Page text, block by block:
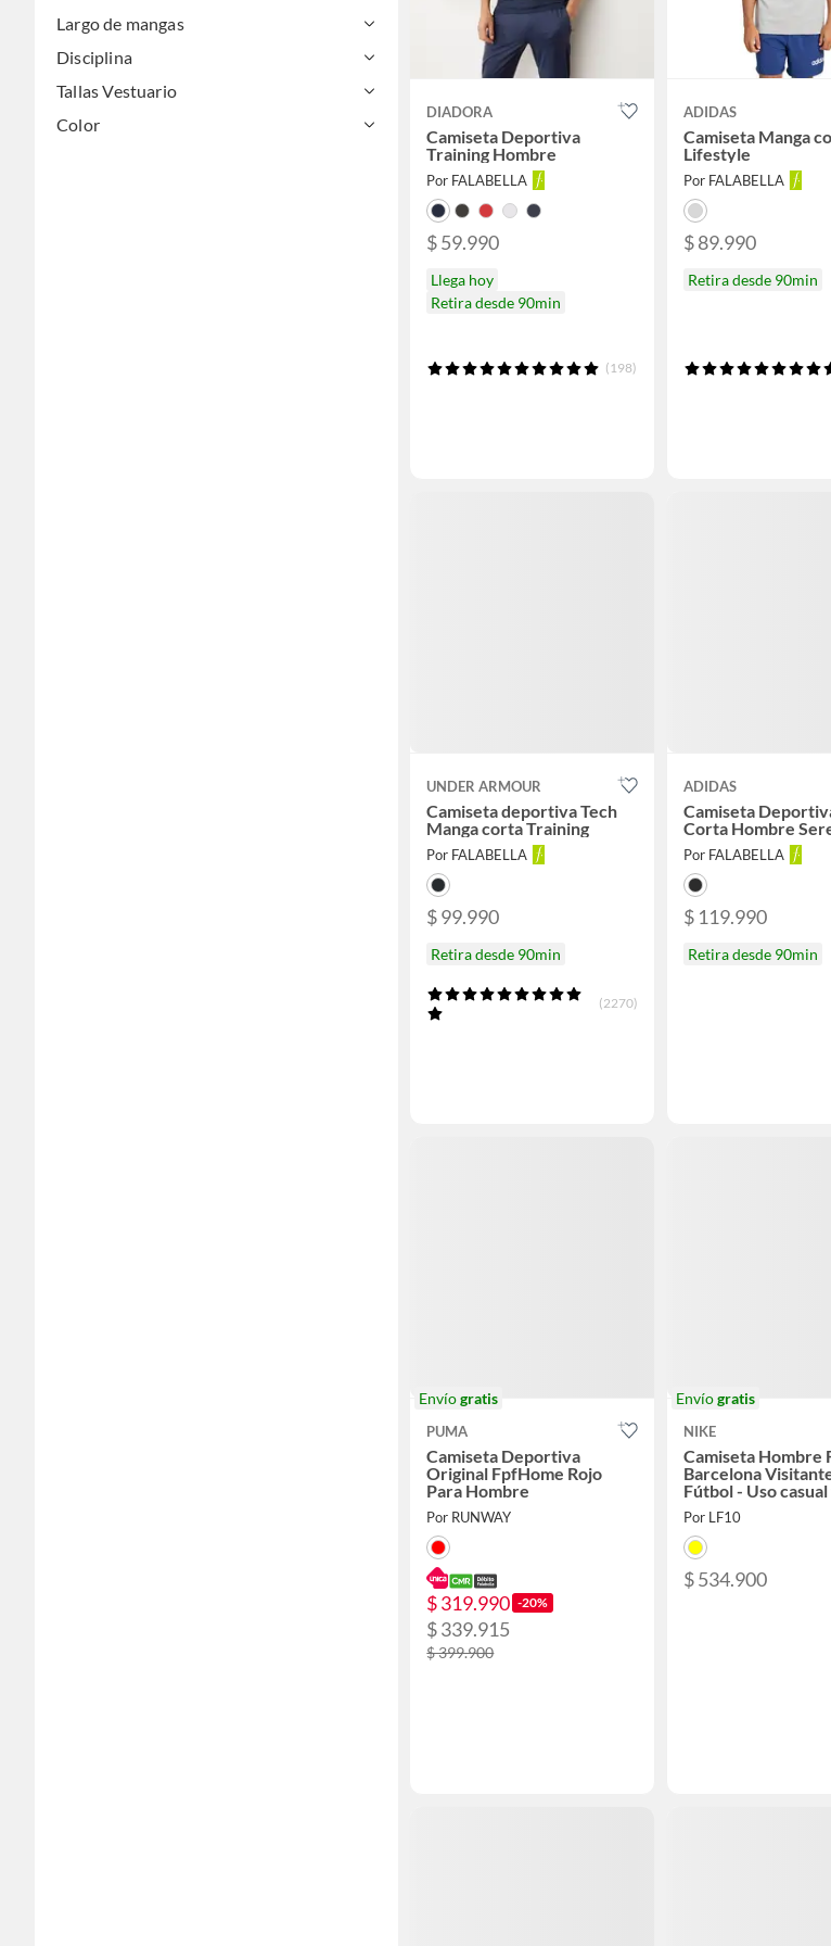
Largo de mangas
Disciplina
Tallas Vestuario
Color
DIADORA
Camiseta Deportiva
Training Hombre
Por FALABELLA
$ 59.990
Llega hoy
Retira desde 90min
(198)
ADIDAS
Camiseta Manga
Lifestyle
Por FALABELLA
$ 89.990
Retira desde 90min
UNDER ARMOUR
Camiseta deportiva Tech
Manga corta Training
Por FALABELLA
$ 99.990
Retira desde 90min
(2270)
ADIDAS
Camiseta
Corta Hombre
Por FALABELLA
$ 119.990
Retira desde 90min
Envíogratis
PUMA
Camiseta Deportiva
Original FpfHome Rojo
Para Hombre
Por RUNWAY
$ 319.990 -20%
$ 339.915
$ 399.900
Envíogratis
NIKE
Camiseta Hombre
Barcelona
Fútbol - Uso casual
entrenamiento
Por LF10
$ 534.900